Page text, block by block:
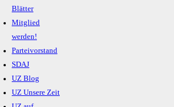
Blätter
Mitglied
werden!
Parteivorstand
SDAJ
UZ Blog
UZ Unsere Zeit